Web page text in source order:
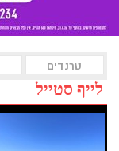
טרנדים
לייף סטייל